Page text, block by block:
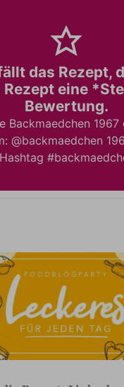
das Rezept,
Rezept eine
Bewertung.
Backmaedchen 1967
@backmaedchen